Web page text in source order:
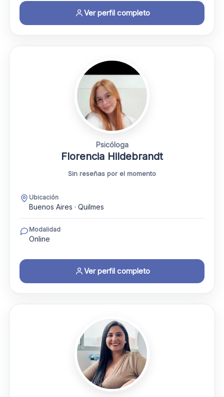
Ver perfil completo
Psicóloga
Florencia Hildebrandt
Sin reseñas por el momento
Ubicación
Buenos Aires · Quilmes
Modalidad
Online
Ver perfil completo